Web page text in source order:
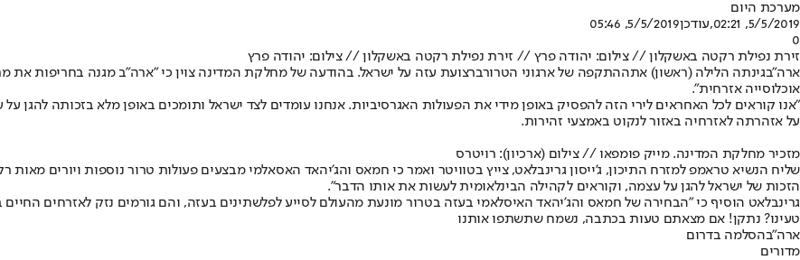
מערכת היום
5/5/2019, 02:21
,עודכן5/5/2019, 05:46
0
זירת נפילת רקטה באשקלון // צילום: יהודה פרץ // זירת נפילת רקטה באשקלון // צילום: יהודה פרץ
ארה"בגינתה הלילה (ראשון) אתההתקפה של ארגוני הטרורברצועת עזה על ישראל. בהודעה של מחלקת המדינה צוין כי "ארה"ב מגנה בחריפות את
אוכלוסייה אזרחית".
"אנו קוראים לכל האחראים לירי הזה להפסיק באופן מידי את הפעולות האגרסיביות. אנחנו עומדים לצד ישראל ותומכים באופן מלא בזכותה
על אזהרתה לאזרחיה באזור לנקוט באמצעי זהירות.
מזכיר מחלקת המדינה. מייק פומפאו // צילום (ארכיון): רויטרס
שליח הנשיא טראמפ למזרח התיכון, ג'ייסון גרינבלאט, צייץ בטוויטר ואמר כי חמאס והג'יהאד האסאלמי מבצעים פעולות טרור נוספות ויורים
הזכות של ישראל להגן על עצמה, וקוראים לקהילה הבינלאומית לעשות את אותו הדבר".
גרינבלאט הוסיף כי "הבחירה של חמאס והג'יהאד האיסלאמי בעזה בטרור מונעת מהעולם לסייע לפלשתינים בעזה, והם גורמים נזק לאזרחים
טעינו? נתקן! אם מצאתם טעות בכתבה, נשמח שתשתפו אותנו
ארה"בהסלמה בדרום
מדורים